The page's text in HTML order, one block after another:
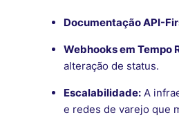
Documentação API-
Webhooks em Tempo
alteração de status.
Escalabilidade: A
e redes de varejo que